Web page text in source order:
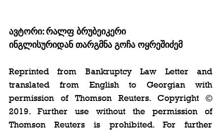
ავტორი: რალფ ბრუბეიკერი
ინგლისურიდან თარგმნა გოჩა ოყრეშიძემ
Reprinted from Bankruptcy Law Letter and
translated from English to Georgian with
permission of Thomson Reuters. Copyright ©
2019. Further use without the permission of
Thomson Reuters is prohibited. For further